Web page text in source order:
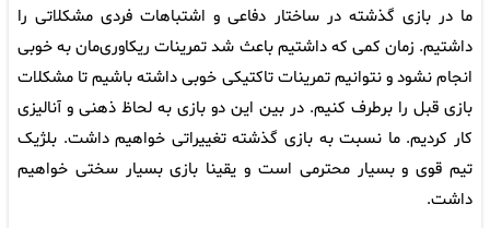
ما در بازی گذشته در ساختار دفاعی و اشتباهات فردی مشکلاتی را
داشتیم. زمان کمی که داشتیم باعث شد تمرینات ریکاوری‌مان به خوبی
انجام نشود و نتوانیم تمرینات تاکتیکی خوبی داشته باشیم تا مشکلات
بازی قبل را برطرف کنیم. در بین این دو بازی به لحاظ ذهنی و آنالیزی
کار کردیم. ما نسبت به بازی گذشته تغییراتی خواهیم داشت. بلژیک
تیم قوی و بسیار محترمی است و یقینا بازی بسیار سختی خواهیم
داشت.